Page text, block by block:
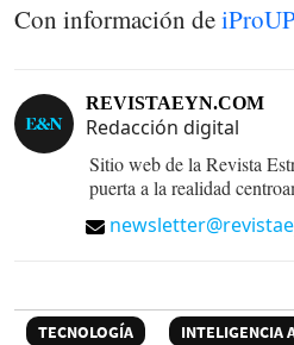
Con información de
REVISTAEYN.COM
Redacción digital
Sitio web de la Revista
puerta a la realidad
TECNOLOGÍA INTELIGENCIA